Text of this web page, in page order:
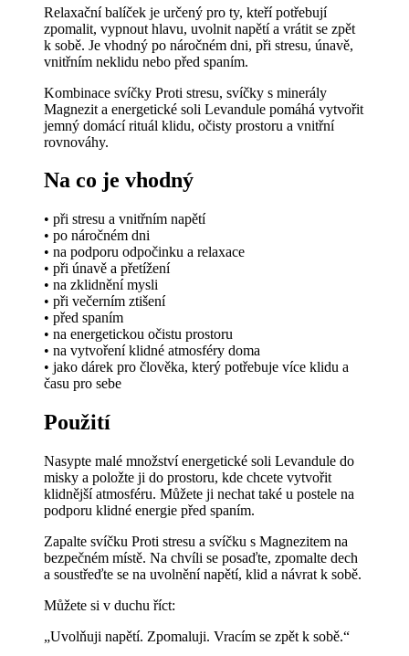
Relaxační balíček je určený pro ty, kteří potřebují
zpomalit, vypnout hlavu, uvolnit napětí a vrátit se zpět
k sobě. Je vhodný po náročném dni, při stresu, únavě,
vnitřním neklidu nebo před spaním.
Kombinace svíčky Proti stresu, svíčky s minerály
Magnezit a energetické soli Levandule pomáhá vytvořit
jemný domácí rituál klidu, očisty prostoru a vnitřní
rovnováhy.
Na co je vhodný
• při stresu a vnitřním napětí
• po náročném dni
• na podporu odpočinku a relaxace
• při únavě a přetížení
• na zklidnění mysli
• při večerním ztišení
• před spaním
• na energetickou očistu prostoru
• na vytvoření klidné atmosféry doma
• jako dárek pro člověka, který potřebuje více klidu a
času pro sebe
Použití
Nasypte malé množství energetické soli Levandule do
misky a položte ji do prostoru, kde chcete vytvořit
klidnější atmosféru. Můžete ji nechat také u postele na
podporu klidné energie před spaním.
Zapalte svíčku Proti stresu a svíčku s Magnezitem na
bezpečném místě. Na chvíli se posaďte, zpomalte dech
a soustřeďte se na uvolnění napětí, klid a návrat k sobě.
Můžete si v duchu říct:
„Uvolňuji napětí. Zpomaluji. Vracím se zpět k sobě.“